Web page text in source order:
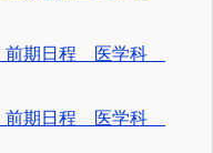
前期日程 医学科
前期日程 医学科